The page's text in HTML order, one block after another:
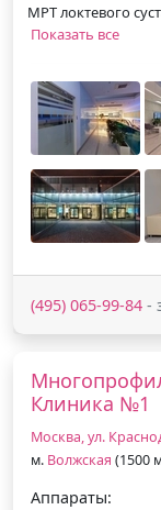
МРТ локтевого
Показать все
(495) 065-99-84 -
Клиника №1
Москва, ул.
м. Волжская (1500
Аппараты: